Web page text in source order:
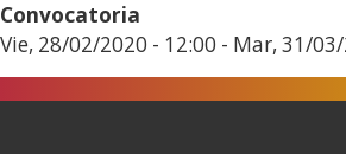
Convocatoria
Vie, 28/02/2020 - 12:00 - Mar, 31/